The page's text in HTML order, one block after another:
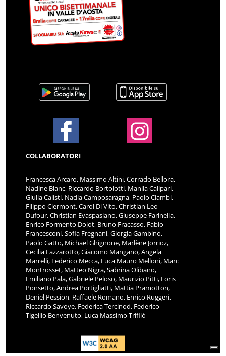
COLLABORATORI
Francesca Arcaro, Massimo Altini, Corrado Bellora,
Nadine Blanc, Riccardo Bortolotti, Manila Calipari,
Giulia Calisti, Nadia Camposaragna, Paolo Ciambi,
Filippo Clermont, Carol Di Vito, Christian Leo
Dufour, Christian Evaspasiano, Giuseppe Farinella,
Enrico Formento Dojot, Bruno Fracasso, Fabio
Francesconi, Sofia Fregnani, Giorgia Gambino,
Paolo Gatto, Michael Ghignone, Marlène Jorrioz,
Cecilia Lazzarotto, Giacomo Mangano, Angela
Marrelli, Federico Mecca, Luca Mauro Melloni, Marc
Montrosset, Matteo Nigra, Sabrina Olibano,
Emiliano Pala, Gabriele Peloso, Maurizio Pitti, Loris
Ponsetto, Andrea Portigliatti, Mattia Pramotton,
Deniel Pession, Raffaele Romano, Enrico Ruggeri,
Riccardo Savoye, Federica Tercinod, Federico
Tigellio Benvenuto, Luca Massimo Trifilò